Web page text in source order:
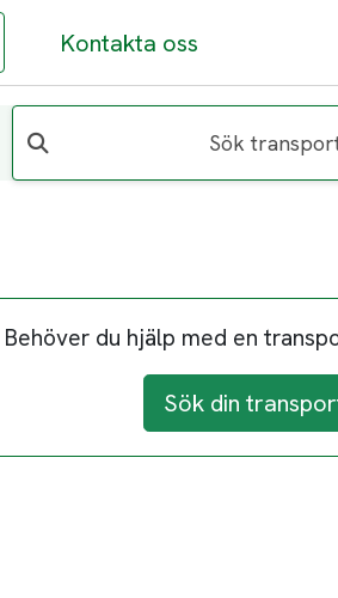
Kontakta oss
Sök
Behöver du hjälp med en
Sök din